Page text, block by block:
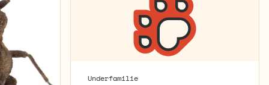
Underfamilie